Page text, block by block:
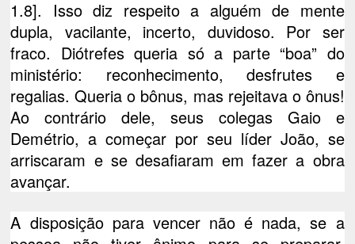
1.8]. Isso diz respeito a alguém de mente
dupla, vacilante, incerto, duvidoso. Por ser
fraco. Diótrefes queria só a parte “boa” do
ministério: reconhecimento, desfrutes e
regalias. Queria o bônus, mas rejeitava o ônus!
Ao contrário dele, seus colegas Gaio e
Demétrio, a começar por seu líder João, se
arriscaram e se desafiaram em fazer a obra
avançar.
A disposição para vencer não é nada, se a